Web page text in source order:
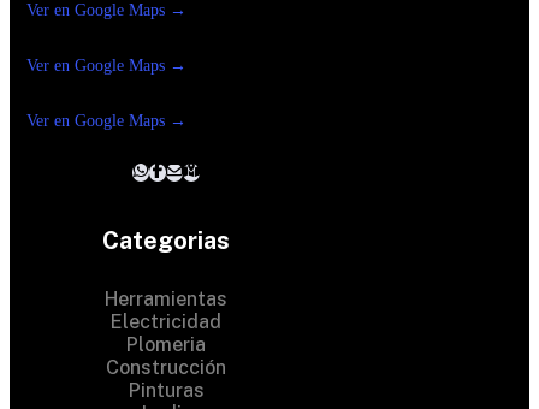
Ver en Google Maps →
Ver en Google Maps →
Ver en Google Maps →
Categorias
Herramientas
Electricidad
Plomeria
Construcción
Pinturas